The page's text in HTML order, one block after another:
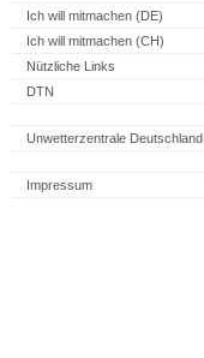
Ich will mitmachen (DE)
Ich will mitmachen (CH)
Nützliche Links
DTN
Unwetterzentrale Deutschland
Impressum